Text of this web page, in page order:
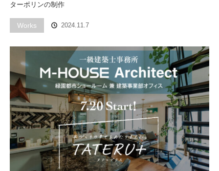
ターポリンの制作
Works 2024.11.7